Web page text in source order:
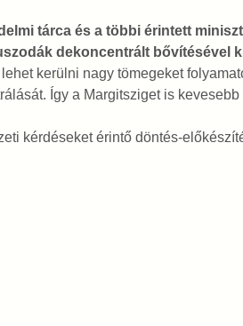
tárca és a többi érintett
dekoncentrált bővítésével
kerülni nagy tömegeket
Így a Margitsziget is kevesebb
kérdéseket érintő döntés-